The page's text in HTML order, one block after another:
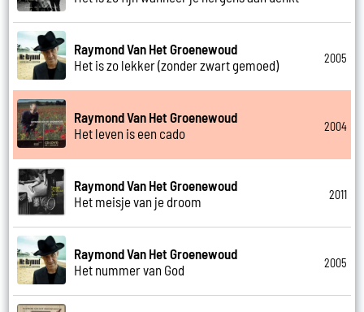
Raymond Van Het Groenewoud
Het is zo lekker (zonder zwart gemoed)
2005
Raymond Van Het Groenewoud
Het leven is een cado
2004
Raymond Van Het Groenewoud
Het meisje van je droom
2011
Raymond Van Het Groenewoud
Het nummer van God
2005